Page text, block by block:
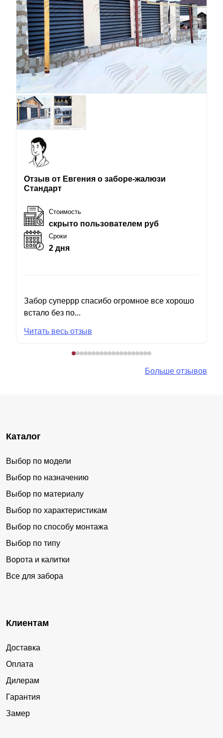
Отзыв от Евгения о заборе-жалюзи
Стандарт
Стоимость
скрыто пользователем руб
Сроки
2 дня
Забор суперрр спасибо огромное все хорошо
встало без по...
Читать весь отзыв
Больше отзывов
Каталог
Выбор по модели
Выбор по назначению
Выбор по материалу
Выбор по характеристикам
Выбор по способу монтажа
Выбор по типу
Ворота и калитки
Все для забора
Клиентам
Доставка
Оплата
Дилерам
Гарантия
Замер